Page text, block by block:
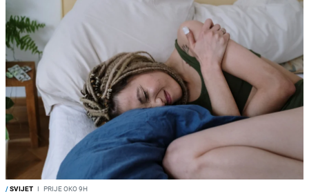
/SVIJET I PRIJE OKO 9H